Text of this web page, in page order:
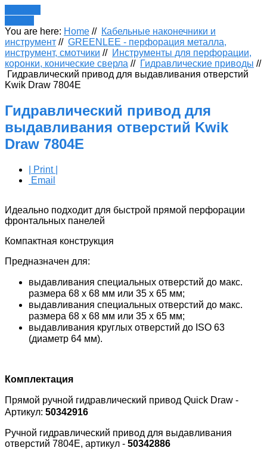
You are here: Home // Кабельные наконечники и
инструмент // GREENLEE - перфорация металла,
инструмент, смотчики // Инструменты для перфорации,
коронки, конические сверла // Гидравлические приводы //
Гидравлический привод для выдавливания отверстий
Kwik Draw 7804E
Гидравлический привод для
выдавливания отверстий Kwik
Draw 7804E
| Print |
Email
Идеально подходит для быстрой прямой перфорации
фронтальных панелей
Компактная конструкция
Предназначен для:
выдавливания специальных отверстий до макс.
размера 68 x 68 мм или 35 x 65 мм;
выдавливания специальных отверстий до макс.
размера 68 x 68 мм или 35 x 65 мм;
выдавливания круглых отверстий до ISO 63
(диаметр 64 мм).
Комплектация
Прямой ручной гидравлический привод Quick Draw -
Артикул: 50342916
Ручной гидравлический привод для выдавливания
отверстий 7804E, артикул - 50342886